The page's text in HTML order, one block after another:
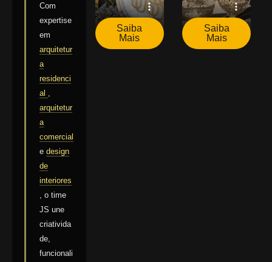
Com
expertise
em
arquitetur
a
residenci
al
arquitetur
a
comercial
e design
de
interiores
, o time
JS une
criativida
de,
funcionali
Saiba
Mais
Saiba
Mais